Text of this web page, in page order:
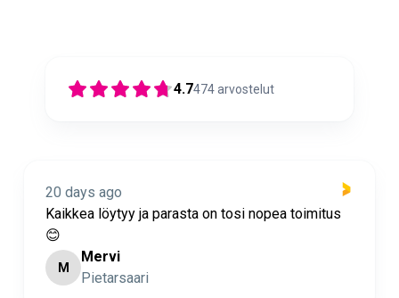
4.7474arvostelut
20 days ago
Kaikkea löytyy ja parasta on tosi nopea toimitus
😊
M
Mervi
Pietarsaari